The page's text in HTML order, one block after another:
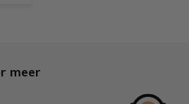
meer